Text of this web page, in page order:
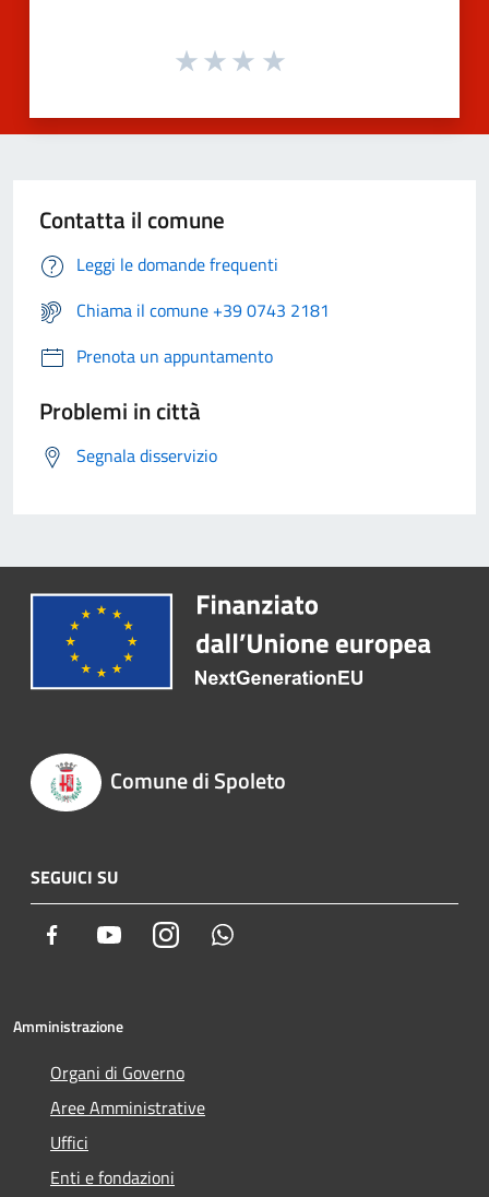
Contatta il comune
Leggi le domande frequenti
Chiama il comune +39 0743 2181
Prenota un appuntamento
Problemi in città
Segnala disservizio
Comune di Spoleto
SEGUICI SU
Facebook YoutubeInstagram
Amministrazione
Organi di Governo
Aree Amministrative
Uffici
Enti e fondazioni